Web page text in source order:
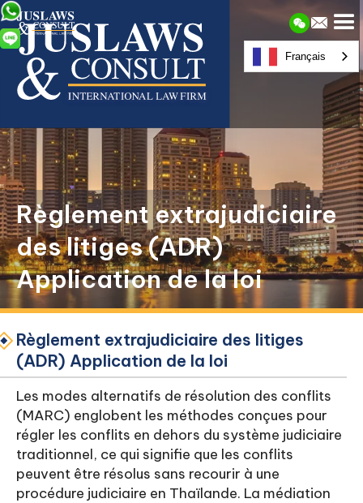
Règlement extrajudiciaire
des litiges (ADR)
Application de la loi
Règlement extrajudiciaire des litiges
(ADR) Application de la loi
Les modes alternatifs de résolution des conflits
(MARC) englobent les méthodes conçues pour
régler les conflits en dehors du système judiciaire
traditionnel, ce qui signifie que les conflits
peuvent être résolus sans recourir à une
procédure judiciaire en Thaïlande. La médiation
Français